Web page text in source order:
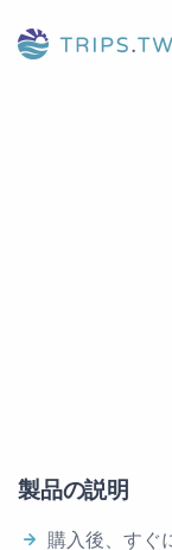
製品の説明
購入後、すぐ